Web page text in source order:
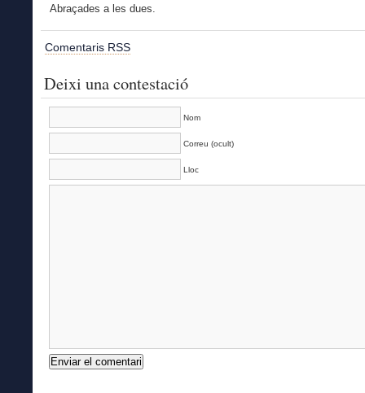
Abraçades a les dues.
Comentaris RSS
Deixi una contestació
Nom
Correu (ocult)
Lloc